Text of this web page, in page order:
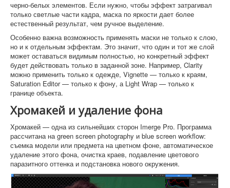
черно-белых элементов. Если нужно, чтобы эффект затрагивал
только светлые части кадра, маска по яркости дает более
естественный результат, чем ручное выделение.
Особенно важна возможность применять маски не только к слою,
но и к отдельным эффектам. Это значит, что один и тот же слой
может оставаться видимым полностью, но конкретный эффект
будет действовать только в заданной зоне. Например, Clarity
можно применить только к одежде, Vignette — только к краям,
Saturation Editor — только к фону, а Light Wrap — только к
границе объекта.
Хромакей и удаление фона
Хромакей — одна из сильнейших сторон Imerge Pro. Программа
рассчитана на green screen photography и blue screen workflow:
съемка модели или предмета на цветном фоне, автоматическое
удаление этого фона, очистка краев, подавление цветового
паразитного оттенка и подстановка нового окружения.